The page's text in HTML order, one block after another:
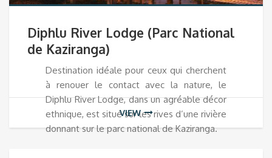
Diphlu River Lodge (Parc National
de Kaziranga)
Destination idéale pour ceux qui cherchent
à renouer le contact avec la nature, le
Diphlu River Lodge, dans un agréable décor
ethnique, est situé sur les rives d’une rivière
donnant sur le parc national de Kaziranga.
VIEW